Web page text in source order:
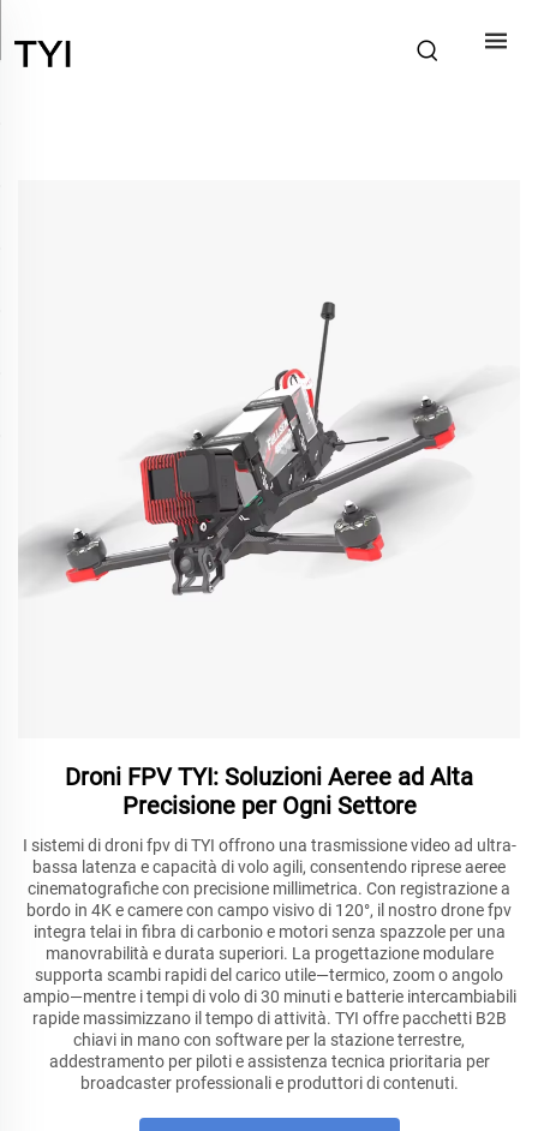
Droni FPV TYI: Soluzioni Aeree ad Alta
Precisione per Ogni Settore
I sistemi di droni fpv di TYI offrono una trasmissione video ad ultra-
bassa latenza e capacità di volo agili, consentendo riprese aeree
cinematografiche con precisione millimetrica. Con registrazione a
bordo in 4K e camere con campo visivo di 120°, il nostro drone fpv
integra telai in fibra di carbonio e motori senza spazzole per una
manovrabilità e durata superiori. La progettazione modulare
supporta scambi rapidi del carico utile—termico, zoom o angolo
ampio—mentre i tempi di volo di 30 minuti e batterie intercambiabili
rapide massimizzano il tempo di attività. TYI offre pacchetti B2B
chiavi in mano con software per la stazione terrestre,
addestramento per piloti e assistenza tecnica prioritaria per
broadcaster professionali e produttori di contenuti.